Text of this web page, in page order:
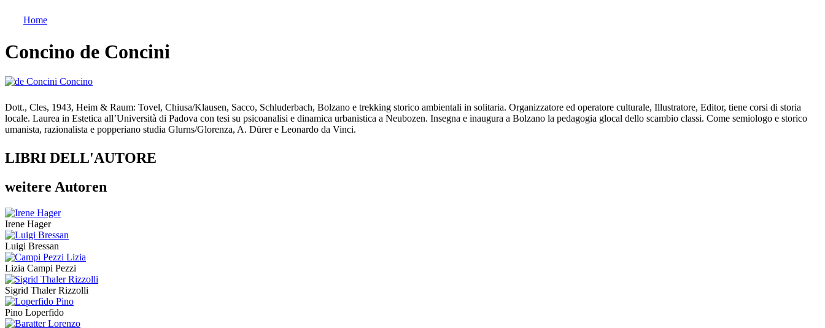
Home
Concino de Concini
Dott., Cles, 1943, Heim & Raum: Tovel, Chiusa/Klausen, Sacco, Schluderbach, Bolzano e trekking storico ambientali in solitaria. Organizzatore ed operatore culturale, Illustratore, Editor, tiene corsi di storia
locale. Laurea in Estetica all’Università di Padova con tesi su psicoanalisi e dinamica urbanistica a Neubozen. Insegna e inaugura a Bolzano la pedagogia glocal dello scambio classi. Come semiologo e storico
umanista, razionalista e popperiano studia Glurns/Glorenza, A. Dürer e Leonardo da Vinci.
LIBRI DELL'AUTORE
weitere Autoren
Irene Hager
Luigi Bressan
Lizia Campi Pezzi
Sigrid Thaler Rizzolli
Pino Loperfido